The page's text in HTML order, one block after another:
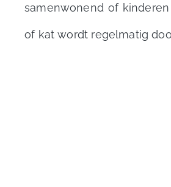
samenwonend of
of kat wordt regelmatig